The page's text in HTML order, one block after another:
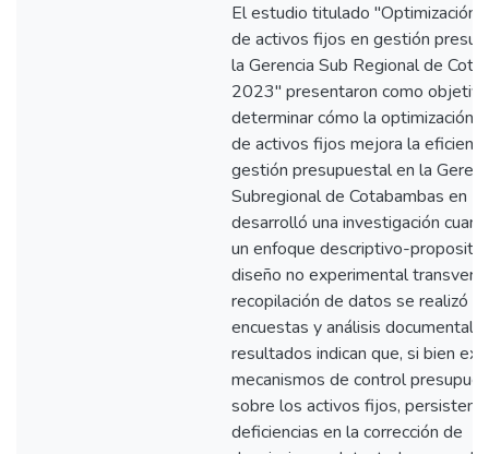
El estudio titulado "Optimización
de activos fijos en gestión
la Gerencia Sub Regional de
2023" presentaron como objetivo
determinar cómo la optimización
de activos fijos mejora la
gestión presupuestal en la
Subregional de Cotabambas en
desarrolló una investigación
un enfoque descriptivo-
diseño no experimental
recopilación de datos se realizó
encuestas y análisis documental.
resultados indican que, si bien
mecanismos de control
sobre los activos fijos, persisten
deficiencias en la corrección de